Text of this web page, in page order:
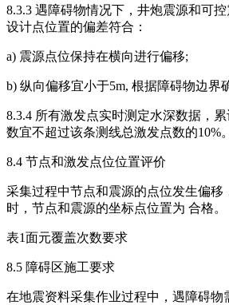
8.3.3 遇障碍物情况下，井炮震源和可
设计点位置的偏差符合：
a) 震源点位保持在横向进行偏移;
b) 纵向偏移宜小于5m, 根据障碍物边界
8.3.4 所有激发点实时测定水深数据，
数宜不超过该条测线总激发点数的10%。
8.4 节点和激发点位位置评价
采集过程中节点和震源的点位发生偏移
时，节点和震源的坐标点位置为 合格。
表1面元覆盖次数要求
8.5 障碍区施工要求
在地震资料采集作业过程中，遇障碍物